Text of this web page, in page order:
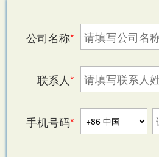
公司名称*
联系人*
手机号码*